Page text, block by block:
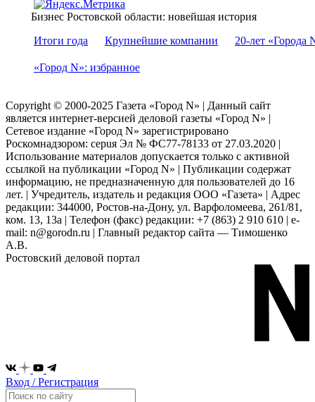
Бизнес Ростовской области: новейшая история
Итоги года
Крупнейшие компании 20-лет «Города
«Город N»: избранное
Copyright © 2000-2025 Газета «Город N» | Данный сайт
является интернет-версией деловой газеты «Город N» |
Сетевое издание «Город N» зарегистрировано
Роскомнадзором: серuя Эл № ФС77-78133 от 27.03.2020 |
Использование материалов допускается только с активной
ссылкой на публикации «Город N» | Публикации содержат
информацию, не предназначенную для пользователей до 16
лет. | Учредитель, издатель и редакция ООО «Газета» | Адрес
редакции: 344000, Ростов-на-Дону, ул. Варфоломеева, 261/81,
ком. 13, 13а | Телефон (факс) редакции: +7 (863) 2 910 610 | e-
mail: n@gorodn.ru | Главный редактор сайта — Тимошенко
А.В.
Ростовский деловой портал
Вход / Регистрация